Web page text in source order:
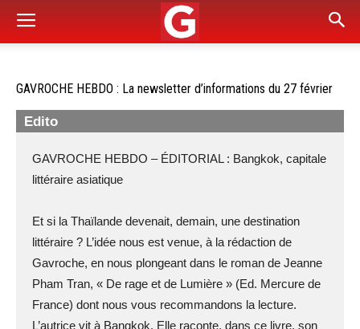
GAVROCHE HEBDO : La newsletter d’informations du 27 février
Edito
GAVROCHE HEBDO – ÉDITORIAL : Bangkok, capitale
littéraire asiatique
Et si la Thaïlande devenait, demain, une destination
littéraire ? L’idée nous est venue, à la rédaction de
Gavroche, en nous plongeant dans le roman de Jeanne
Pham Tran, « De rage et de Lumière » (Ed. Mercure de
France) dont nous vous recommandons la lecture.
L’autrice vit à Bangkok. Elle raconte, dans ce livre, son